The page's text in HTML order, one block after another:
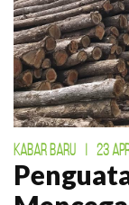
KABAR BARU 23